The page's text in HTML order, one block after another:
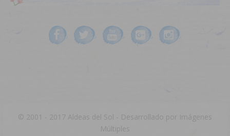
© 2001 - 2017 Aldeas del Sol - Desarrollado por Imágenes
Múltiples